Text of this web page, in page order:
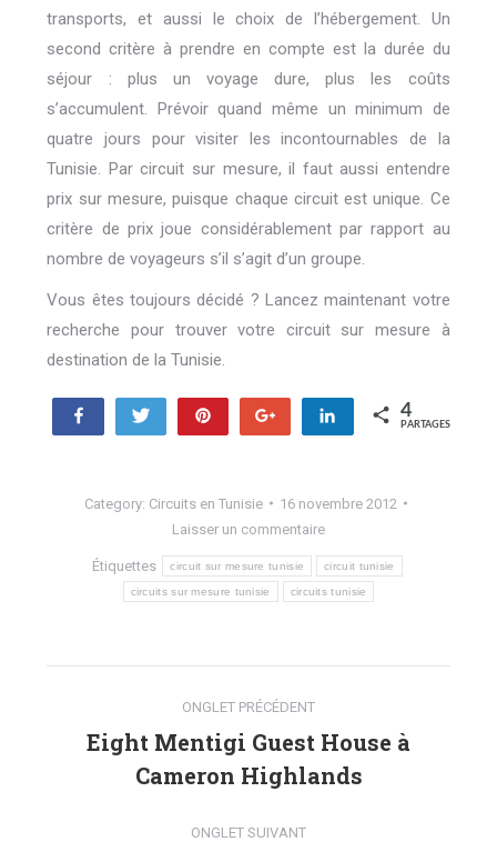
transports, et aussi le choix de l’hébergement. Un
second critère à prendre en compte est la durée du
séjour : plus un voyage dure, plus les coûts
s’accumulent. Prévoir quand même un minimum de
quatre jours pour visiter les incontournables de la
Tunisie. Par circuit sur mesure, il faut aussi entendre
prix sur mesure, puisque chaque circuit est unique. Ce
critère de prix joue considérablement par rapport au
nombre de voyageurs s’il s’agit d’un groupe.
Vous êtes toujours décidé ? Lancez maintenant votre
recherche pour trouver votre circuit sur mesure à
destination de la Tunisie.
Partagez Tweetez Enregistrer Partagez
4
PARTAGES
Category: Circuits en Tunisie
16 novembre 2012
Laisser un commentaire
Étiquettes circuit sur mesure tunisie circuit tunisie
circuits sur mesure tunisie circuits tunisie
Navigation
de
commentaire
ONGLET PRÉCÉDENT
Onglet
précédent
Eight Mentigi Guest House à
Cameron Highlands
ONGLET SUIVANT